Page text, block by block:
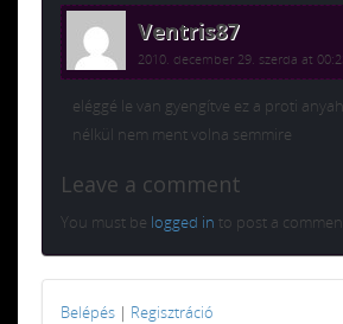
Ventris87
2010. december 29. szerda at
eléggé le van gyengítve ez a proti
nélkül nem ment volna semmire
Leave a comment
You must be logged in to post a
Belépés | Regisztráció